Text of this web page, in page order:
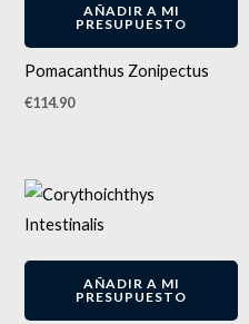
AÑADIR A MI
PRESUPUESTO
Pomacanthus Zonipectus
€114.90
AÑADIR A MI
PRESUPUESTO